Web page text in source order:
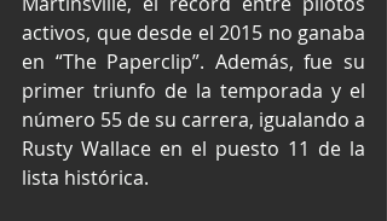
activos, que desde el 2015 no ganaba
en “The Paperclip”. Además, fue su
primer triunfo de la temporada y el
número 55 de su carrera, igualando a
Rusty Wallace en el puesto 11 de la
lista histórica.